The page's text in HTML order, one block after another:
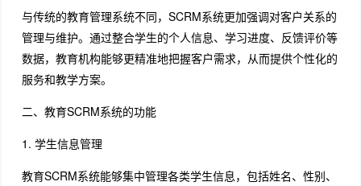
与传统的教育管理系统不同，SCRM系统更加强调对客户关系的
管理与维护。通过整合学生的个人信息、学习进度、反馈评价等
数据，教育机构能够更精准地把握客户需求，从而提供个性化的
服务和教学方案。
二、教育SCRM系统的功能
1. 学生信息管理
教育SCRM系统能够集中管理各类学生信息，包括姓名、性别、